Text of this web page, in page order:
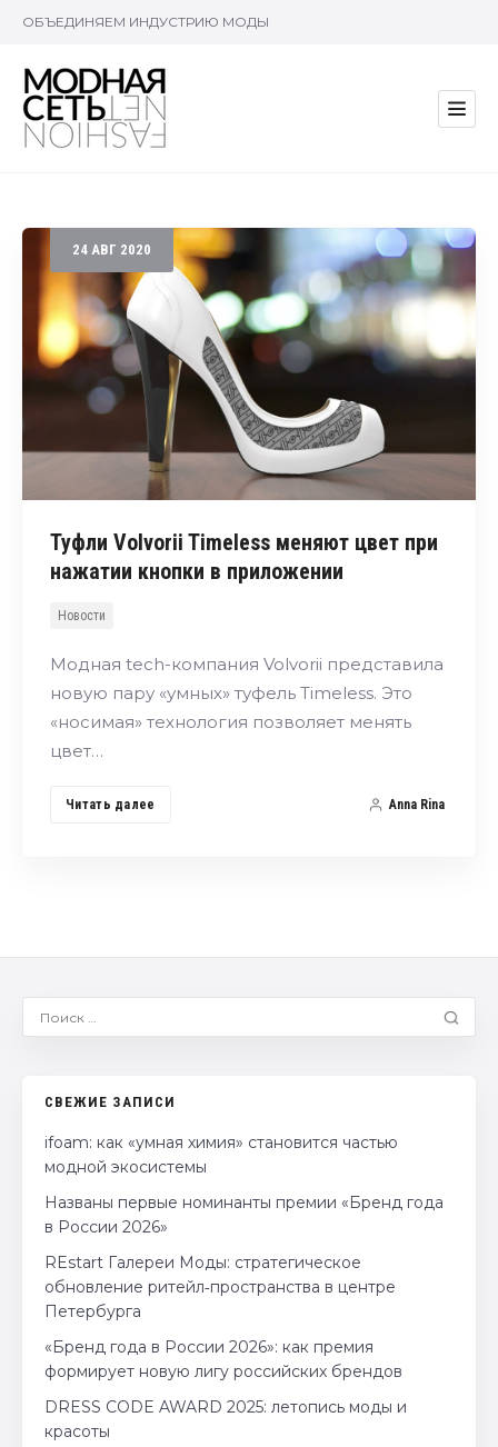
ОБЪЕДИНЯЕМ ИНДУСТРИЮ МОДЫ
24 АВГ 2020
Туфли Volvorii Timeless меняют цвет при
нажатии кнопки в приложении
Новости
Модная tech-компания Volvorii представила
новую пару «умных» туфель Timeless. Это
«носимая» технология позволяет менять
цвет…
Читать далее Anna Rina
СВЕЖИЕ ЗАПИСИ
ifoam: как «умная химия» становится частью
модной экосистемы
Названы первые номинанты премии «Бренд года
в России 2026»
REstart Галереи Моды: стратегическое
обновление ритейл‑пространства в центре
Петербурга
«Бренд года в России 2026»: как премия
формирует новую лигу российских брендов
DRESS CODE AWARD 2025: летопись моды и
красоты